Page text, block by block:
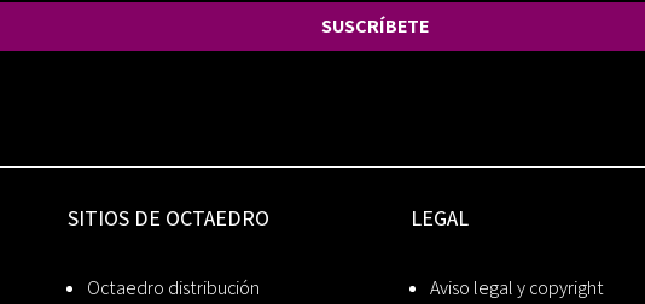
SUSCRÍBETE
SITIOS DE OCTAEDRO
Octaedro distribución
LEGAL
Aviso legal y copyright